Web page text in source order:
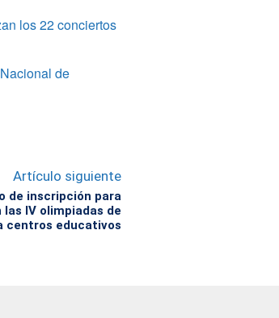
los 22 conciertos
de
Artículo siguiente
de inscripción para
IV olimpiadas de
centros educativos